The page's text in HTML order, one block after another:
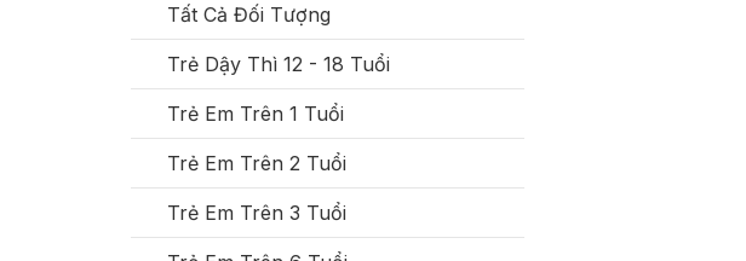
Tất Cả Đối Tượng
Trẻ Dậy Thì 12 - 18 Tuổi
Trẻ Em Trên 1 Tuổi
Trẻ Em Trên 2 Tuổi
Trẻ Em Trên 3 Tuổi